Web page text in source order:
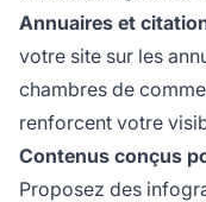
Annuaires et
votre site sur les
chambres de
renforcent votre
Contenus conçus
Proposez des